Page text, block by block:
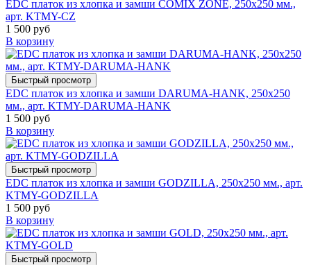
EDC платок из хлопка и замши COMIX ZONE, 250х250 мм.,
арт. KTMY-CZ
1 500 руб
В корзину
Быстрый просмотр
EDC платок из хлопка и замши DARUMA-HANK, 250х250
мм., арт. KTMY-DARUMA-HANK
1 500 руб
В корзину
Быстрый просмотр
EDC платок из хлопка и замши GODZILLA, 250х250 мм., арт.
KTMY-GODZILLA
1 500 руб
В корзину
Быстрый просмотр